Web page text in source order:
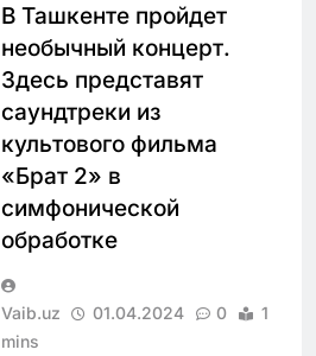
В Ташкенте пройдет
необычный концерт.
Здесь представят
саундтреки из
культового фильма
«Брат 2» в
симфонической
обработке
Vaib.uz 01.04.2024 0
1
mins